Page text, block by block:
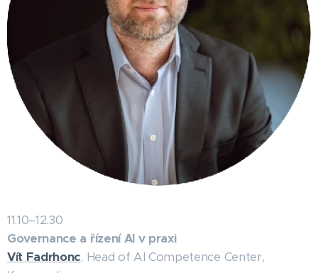
11.10–12.30
Governance a řízení AI v praxi
Vít Fadrhonc, Head of AI Competence Center,